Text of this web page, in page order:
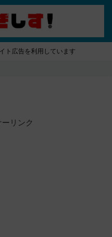
ト広告を利用しています
ーリンク